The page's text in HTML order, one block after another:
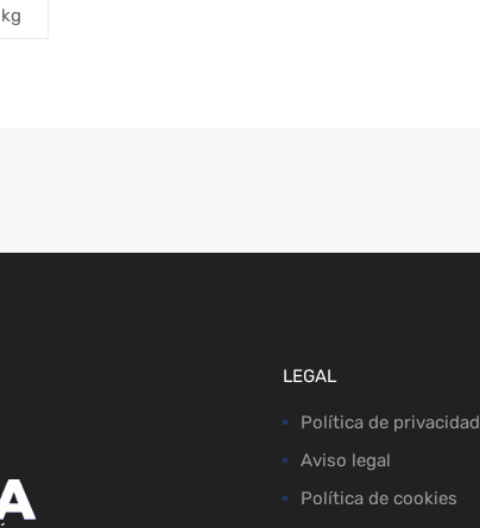
LEGAL
Política de privacidad
Aviso legal
Política de cookies